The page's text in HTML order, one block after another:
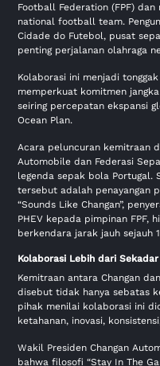
Football Federation (FPF)
national football team.
Cidade do Futebol, pusat
penting perjalanan olahraga
Kolaborasi ini menjadi
memperkuat komitmen
seiring percepatan ekspansi
Ocean Plan.
Acara peluncuran kemitraan
Automobile dan Federasi
legenda sepak bola Portugal.
tersebut adalah penayangan
“Sounds Like Changan”,
PHEV kepada pimpinan FPF,
berkendara jarak jauh sejauh
Kolaborasi Lebih dari
Kemitraan antara Changan
disebut tidak hanya sebatas
pihak menilai kolaborasi ini
ketahanan, inovasi,
Wakil Presiden Changan
bahwa filosofi “Stay In The